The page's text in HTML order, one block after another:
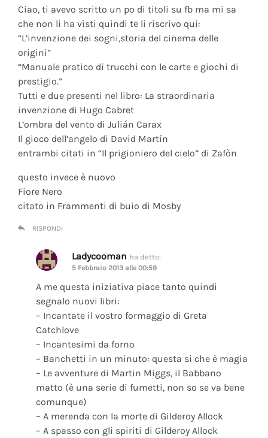
Ciao, ti avevo scritto un po di titoli su fb ma mi sa
che non li ha visti quindi te li riscrivo qui:
“L’invenzione dei sogni,storia del cinema delle
origini”
“Manuale pratico di trucchi con le carte e giochi di
prestigio.”
Tutti e due presenti nel libro: La straordinaria
invenzione di Hugo Cabret
L’ombra del vento di Julián Carax
Il gioco dell’angelo di David Martín
entrambi citati in “Il prigioniero del cielo” di Zafòn
questo invece è nuovo
Fiore Nero
citato in Frammenti di buio di Mosby
RISPONDI
Ladycooman ha detto:
5 Febbraio 2013 alle 00:59
A me questa iniziativa piace tanto quindi
segnalo nuovi libri:
– Incantate il vostro formaggio di Greta
Catchlove
– Incantesimi da forno
– Banchetti in un minuto: questa si che è magia
– Le avventure di Martin Miggs, il Babbano
matto (è una serie di fumetti, non so se va bene
comunque)
– A merenda con la morte di Gilderoy Allock
– A spasso con gli spiriti di Gilderoy Allock